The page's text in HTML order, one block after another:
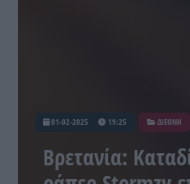
01-02-2025 19:25 ΔΙΕΘΝΗ
Βρετανία: